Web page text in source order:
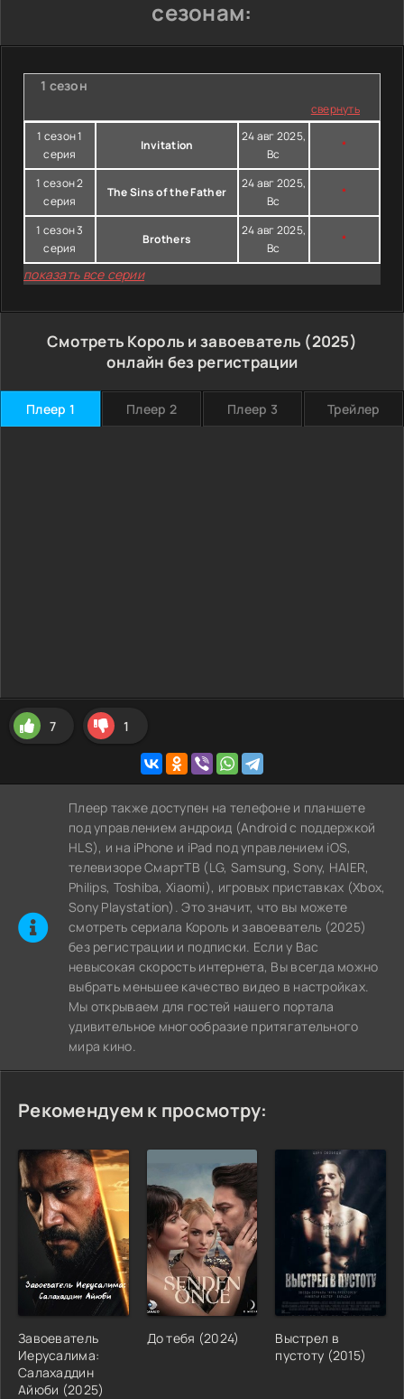
сезонам:
1 сезон
свернуть
1 сезон 1
серия
Invitation
24 авг 2025,
Вс
*
1 сезон 2
серия
The Sins of the Father
24 авг 2025,
Вс
*
1 сезон 3
серия
Brothers
24 авг 2025,
Вс
*
показать все серии
Смотреть Король и завоеватель (2025)
онлайн без регистрации
Плеер 1 Плеер 2 Плеер 3 Трейлер
7 1
Плеер также доступен на телефоне и планшете
под управлением андроид (Android с поддержкой
HLS), и на iPhone и iPad под управлением iOS,
телевизоре СмартТВ (LG, Samsung, Sony, HAIER,
Philips, Toshiba, Xiaomi), игровых приставках (Xbox,
Sony Playstation). Это значит, что вы можете
cмотреть сериала Король и завоеватель (2025)
без регистрации и подписки. Если у Вас
невысокая скорость интернета, Вы всегда можно
выбрать меньшее качество видео в настройках.
Мы открываем для гостей нашего портала
удивительное многообразие притягательного
мира кино.
Рекомендуем к просмотру:
Завоеватель
Иерусалима:
Салахаддин
Айюби (2025)
До тебя (2024)
Выстрел в
пустоту (2015)